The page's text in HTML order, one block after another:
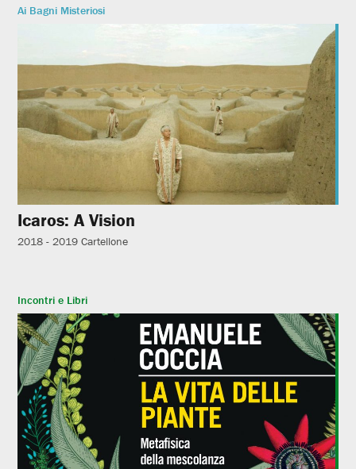
Ai Bagni Misteriosi
Icaros: A Vision
2018 - 2019 Cartellone
Incontri e Libri